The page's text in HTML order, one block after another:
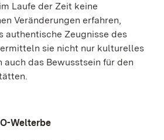
Laufe der Zeit keine
Veränderungen erfahren,
authentische Zeugnisse des
sie nicht nur kulturelles
auch das Bewusstsein für den
Welterbe